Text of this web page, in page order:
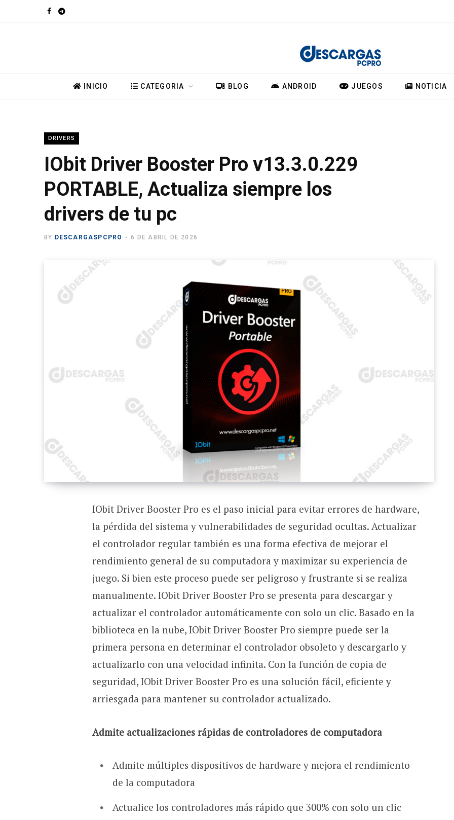
F
o
k
T
a
m
INICIO CATEGORIA BLOG ANDROID JUEGOS NOTICIA
DRIVERS
IObit Driver Booster Pro v13.3.0.229
PORTABLE, Actualiza siempre los
drivers de tu pc
BY DESCARGASPCPRO 6 DE ABRIL DE 2026
IObit Driver Booster Pro es el paso inicial para evitar errores de hardware,
la pérdida del sistema y vulnerabilidades de seguridad ocultas. Actualizar
el controlador regular también es una forma efectiva de mejorar el
rendimiento general de su computadora y maximizar su experiencia de
juego. Si bien este proceso puede ser peligroso y frustrante si se realiza
manualmente. IObit Driver Booster Pro se presenta para descargar y
actualizar el controlador automáticamente con solo un clic. Basado en la
biblioteca en la nube, IObit Driver Booster Pro siempre puede ser la
primera persona en determinar el controlador obsoleto y descargarlo y
actualizarlo con una velocidad infinita. Con la función de copia de
seguridad, IObit Driver Booster Pro es una solución fácil, eficiente y
arriesgada para mantener su controlador actualizado.
Admite actualizaciones rápidas de controladores de computadora
Admite múltiples dispositivos de hardware y mejora el rendimiento
de la computadora
Actualice los controladores más rápido que 300% con solo un clic